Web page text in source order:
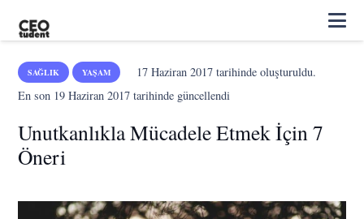
SAĞLIK YAŞAM 17 Haziran 2017tarihinde oluşturuldu.
En son 19 Haziran 2017 tarihinde güncellendi
Unutkanlıkla Mücadele Etmek İçin 7
Öneri